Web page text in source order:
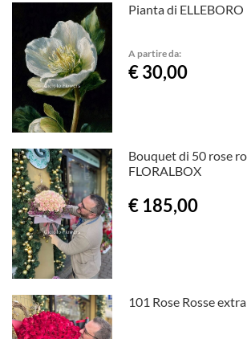
Pianta di ELLEBORO
A partire da:
€ 30,00
Bouquet di 50 rose
FLORALBOX
€ 185,00
101 Rose Rosse extra